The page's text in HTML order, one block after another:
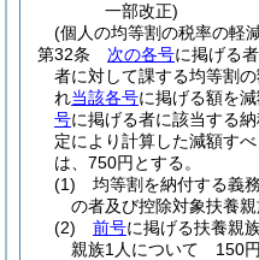
一部改正)
(個人の均等割の税率の軽
第32条
次の各号に掲げる
者に対して課する均等割の
れ当該各号に掲げる額を減
号に掲げる者に該当する納
定により計算した減額す
は、750円とする。
(1)
均等割を納付する義
の者及び控除対象扶養
(2)
前号に掲げる扶養親
親族1人について 150円